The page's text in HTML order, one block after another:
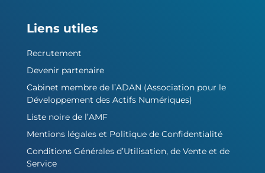
Liens utiles
Recrutement
Devenir partenaire
Cabinet membre de l’ADAN (Association pour le
Développement des Actifs Numériques)
Liste noire de l’AMF
Mentions légales et Politique de Confidentialité
Conditions Générales d’Utilisation, de Vente et de
Service